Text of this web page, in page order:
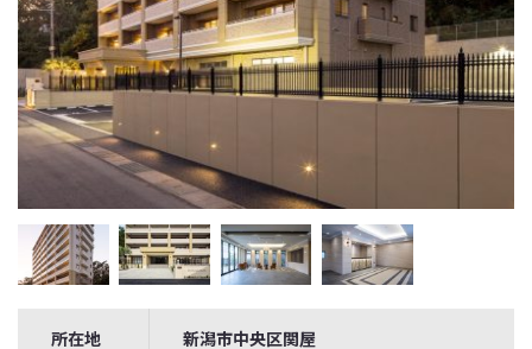
所在地 新潟市中央区関屋